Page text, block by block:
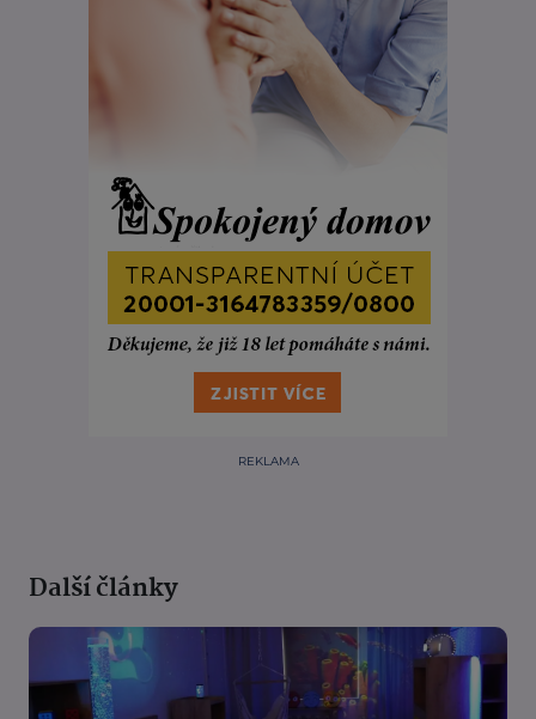
REKLAMA
Další články